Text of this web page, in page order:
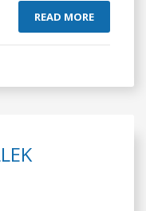
READ MORE